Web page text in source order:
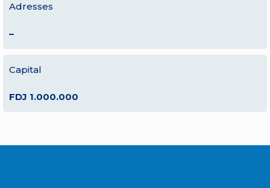
Adresses
–
Capital
FDJ 1.000.000